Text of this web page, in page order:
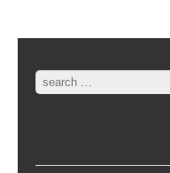
Post navigation
Search